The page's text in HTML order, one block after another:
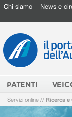
Chi siamo News e
PATENTI
Servizi online // Ricerca e